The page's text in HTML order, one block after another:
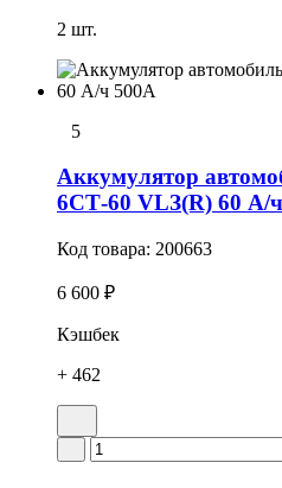
2 шт.
5
Аккумулятор
6СТ-60 VLЗ(R) 60 А/
Код товара: 200663
6 600 ₽
Кэшбек
+ 462